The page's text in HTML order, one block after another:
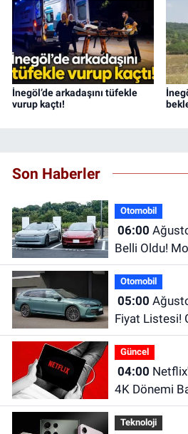
İnegöl’de arkadaşını tüfekle
vurup kaçtı!
Son Haberler
Otomobil
06:00
Belli Oldu!
Dikkat
Otomobil
05:00
Fiyat Listesi!
Passat
Güncel
04:00
4K Dönemi
Teknoloji